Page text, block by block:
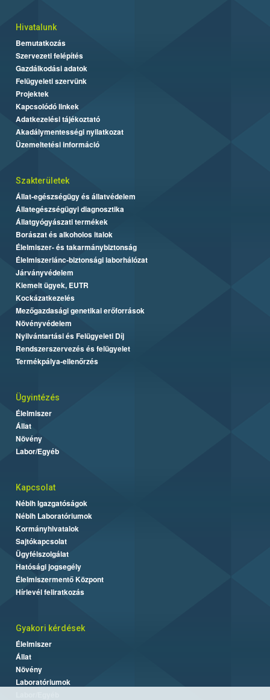
Hivatalunk
Bemutatkozás
Szervezeti felépítés
Gazdálkodási adatok
Felügyeleti szervünk
Projektek
Kapcsolódó linkek
Adatkezelési tájékoztató
Akadálymentességi nyilatkozat
Üzemeltetési információ
Szakterületek
Állat-egészségügy és állatvédelem
Állategészségügyi diagnosztika
Állatgyógyászati termékek
Borászat és alkoholos italok
Élelmiszer- és takarmánybiztonság
Élelmiszerlánc-biztonsági laborhálózat
Járványvédelem
Kiemelt ügyek, EUTR
Kockázatkezelés
Mezőgazdasági genetikai erőforrások
Növényvédelem
Nyilvántartási és Felügyeleti Díj
Rendszerszervezés és felügyelet
Termékpálya-ellenőrzés
Ügyintézés
Élelmiszer
Állat
Növény
Labor/Egyéb
Kapcsolat
Nébih Igazgatóságok
Nébih Laboratóriumok
Kormányhivatalok
Sajtókapcsolat
Ügyfélszolgálat
Hatósági jogsegély
Élelmiszermentő Központ
Hírlevél feliratkozás
Gyakori kérdések
Élelmiszer
Állat
Növény
Laboratóriumok